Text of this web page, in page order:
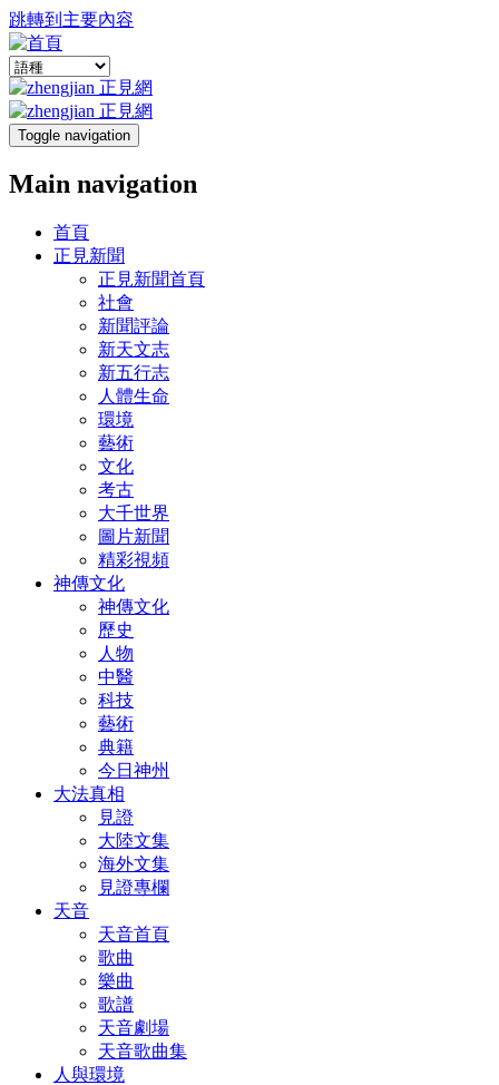
跳轉到主要內容
Toggle navigation
Main navigation
首頁
正見新聞
正見新聞首頁
社會
新聞評論
新天文志
新五行志
人體生命
環境
藝術
文化
考古
大千世界
圖片新聞
精彩視頻
神傳文化
神傳文化
歷史
人物
中醫
科技
藝術
典籍
今日神州
大法真相
見證
大陸文集
海外文集
見證專欄
天音
天音首頁
歌曲
樂曲
歌譜
天音劇場
天音歌曲集
人與環境